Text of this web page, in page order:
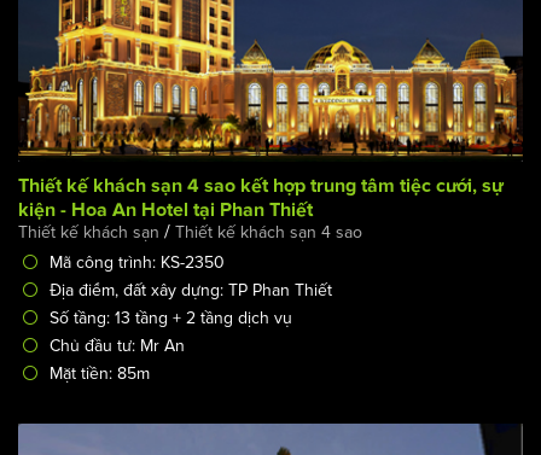
Thiết kế khách sạn 4 sao kết hợp trung tâm tiệc cưới, sự
kiện - Hoa An Hotel tại Phan Thiết
Thiết kế khách sạn/Thiết kế khách sạn 4 sao
Mã công trình: KS-2350
Địa điểm, đất xây dựng: TP Phan Thiết